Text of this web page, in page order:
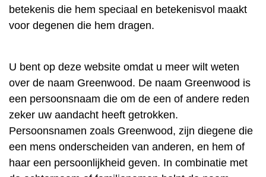
betekenis die hem speciaal en betekenisvol maakt
voor degenen die hem dragen.
U bent op deze website omdat u meer wilt weten
over de naam Greenwood. De naam Greenwood is
een persoonsnaam die om de een of andere reden
zeker uw aandacht heeft getrokken.
Persoonsnamen zoals Greenwood, zijn diegene die
een mens onderscheiden van anderen, en hem of
haar een persoonlijkheid geven. In combinatie met